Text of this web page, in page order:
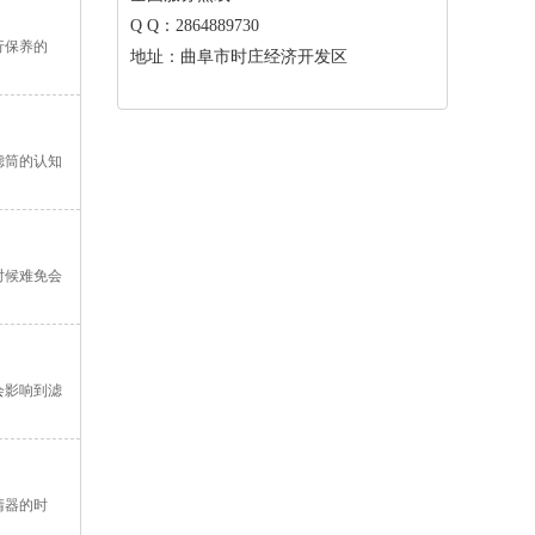
保养的
筒的认知
候难免会
影响到滤
器的时
Q Q：2864889730
地址：曲阜市时庄经济开发区